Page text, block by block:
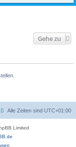
Gehe zu
Alle Zeiten sind UTC+01:00
Limited